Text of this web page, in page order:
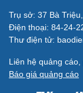
Trụ sở: 37 Bà
Điện thoại: 84-24-
Thư điện tử:
Liên hệ quảng
Báo giá quảng cáo